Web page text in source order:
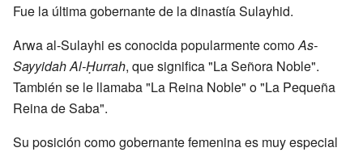
Fue la última gobernante de la dinastía Sulayhid.
Arwa al-Sulayhi es conocida popularmente comoAs-
Sayyidah Al-Ḥurrah, que significa "La Señora Noble".
También se le llamaba "La Reina Noble" o "La Pequeña
Reina de Saba".
Su posición como gobernante femenina es muy especial